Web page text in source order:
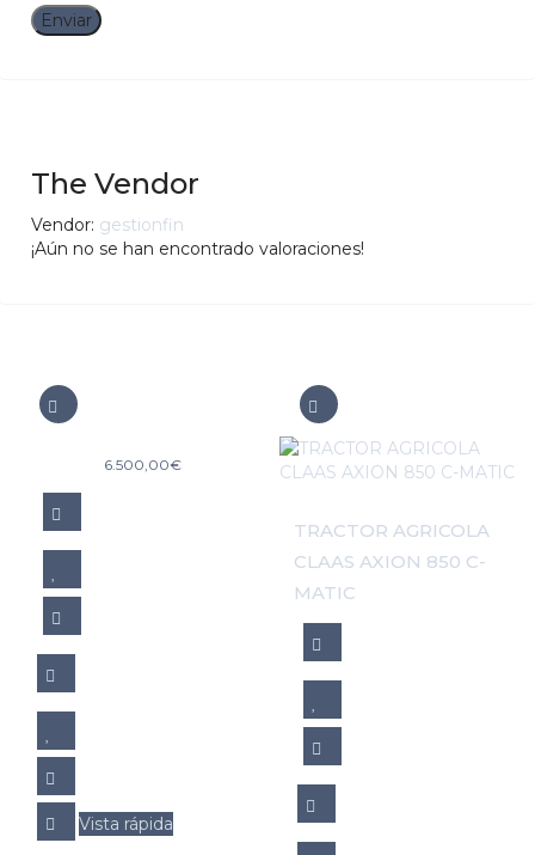
The Vendor
Vendor: gestionfin
¡Aún no se han encontrado valoraciones!
6.500,00€
Vista rápida
TRACTOR AGRICOLA
CLAAS AXION 850 C-
MATIC